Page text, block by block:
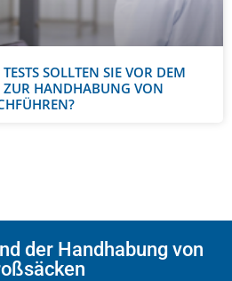
SOLLTEN SIE VOR DEM
ZUR HANDHABUNG VON
der Handhabung von